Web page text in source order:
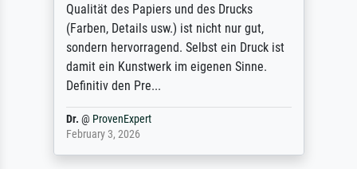
Qualität des Papiers und des Drucks
(Farben, Details usw.) ist nicht nur gut,
sondern hervorragend. Selbst ein Druck ist
damit ein Kunstwerk im eigenen Sinne.
Definitiv den Pre...
Dr. @ ProvenExpert
February 3, 2026